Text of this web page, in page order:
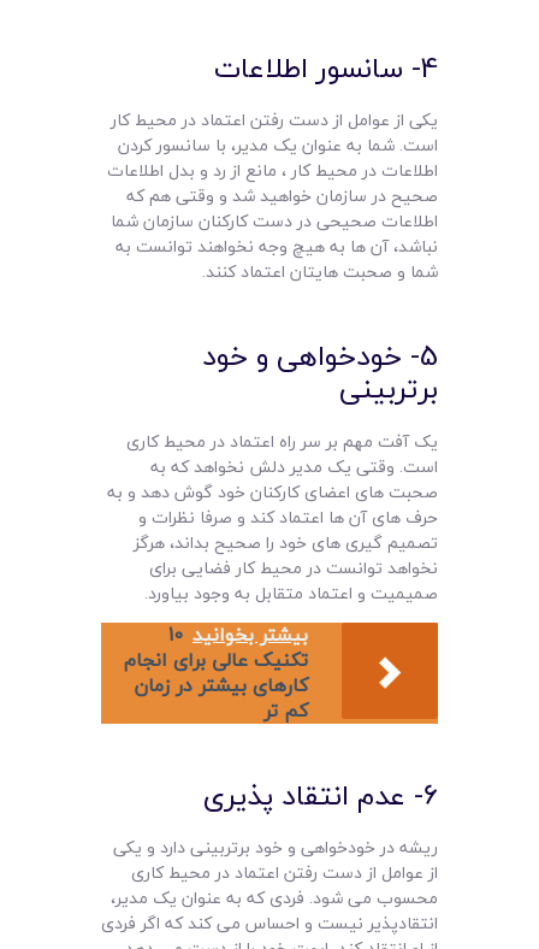
4- سانسور اطلاعات
یکی از عوامل از دست رفتن اعتماد در محیط کار
است. شما به عنوان یک مدیر، با سانسور کردن
اطلاعات در محیط کار ، مانع از رد و بدل اطلاعات
صحیح در سازمان خواهید شد و وقتی هم که
اطلاعات صحیحی در دست کارکنان سازمان شما
نباشد، آن ها به هیچ وجه نخواهند توانست به
شما و صحبت هایتان اعتماد کنند.
5- خودخواهی و خود
برتربینی
یک آفت مهم بر سر راه اعتماد در محیط کاری
است. وقتی یک مدیر دلش نخواهد که به
صحبت های اعضای کارکنان خود گوش دهد و به
حرف های آن ها اعتماد کند و صرفا نظرات و
تصمیم گیری های خود را صحیح بداند، هرگز
نخواهد توانست در محیط کار فضایی برای
صمیمیت و اعتماد متقابل به وجود بیاورد.
بیشتر بخوانید 10
تکنیک عالی برای انجام
کارهای بیشتر در زمان
کم تر
6- عدم انتقاد پذیری
ریشه در خودخواهی و خود برتربینی دارد و یکی
از عوامل از دست رفتن اعتماد در محیط کاری
محسوب می شود. فردی که به عنوان یک مدیر،
انتقادپذیر نیست و احساس می کند که اگر فردی